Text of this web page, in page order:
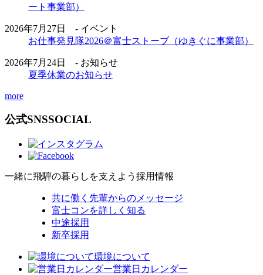
ート事業部）
2026年7月27日 - イベント
お仕事発見隊2026＠富士ストーブ（ゆきぐに事業部）
2026年7月24日 - お知らせ
夏季休業のお知らせ
more
公式SNSSOCIAL
一緒に飛騨の暮らしを支えよう 採用情報
共に働く先輩からのメッセージ
富士コンを詳しく知る
中途採用
新卒採用
環境について
営業日カレンダー